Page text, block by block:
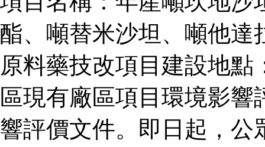
酯、噸替米沙坦、噸他達
原料藥技改項目建設地
區現有廠區項目環境影
響評價文件。即日起，公